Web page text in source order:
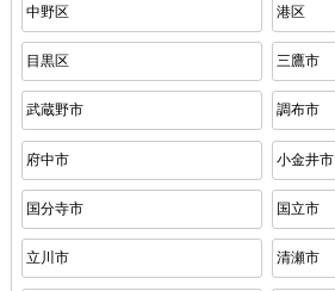
中野区 港区
目黒区 三鷹市
武蔵野市 調布市
府中市 小金井市
国分寺市 国立市
立川市 清瀬市